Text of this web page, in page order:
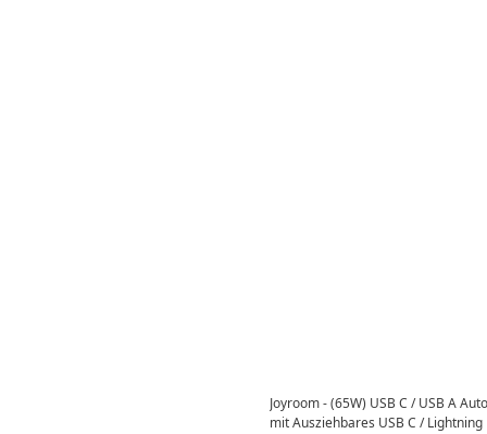
Joyroom - (65W) USB C / USB A
mit Ausziehbares USB C /